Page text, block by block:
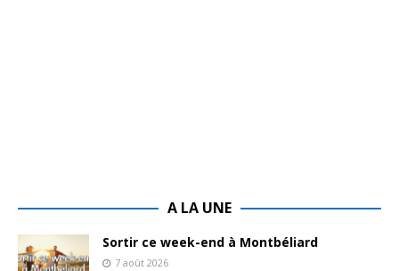
A LA UNE
Sortir ce week-end à Montbéliard
7 août 2026